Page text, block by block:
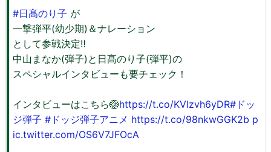
#日髙のり子 が
一撃弾平(幼少期)＆ナレーション
として参戦決定‼️
中山まなか(弾子)と日髙のり子(弾平)の
スペシャルインタビューも要チェック！
インタビューはこちら🏐https://t.co/KVlzvh6yDR#ドッ
ジ弾子 #ドッジ弾子アニメ https://t.co/98nkwGGK2b p
ic.twitter.com/OS6V7JFOcA